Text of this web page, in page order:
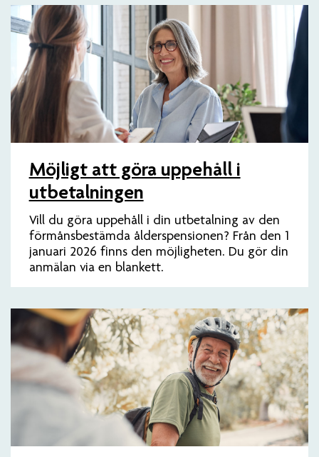
Artiklar
Möjligt att göra uppehåll i
utbetalningen
Vill du göra uppehåll i din utbetalning av den
förmånsbestämda ålderspensionen? Från den 1
januari 2026 finns den möjligheten. Du gör din
anmälan via en blankett.